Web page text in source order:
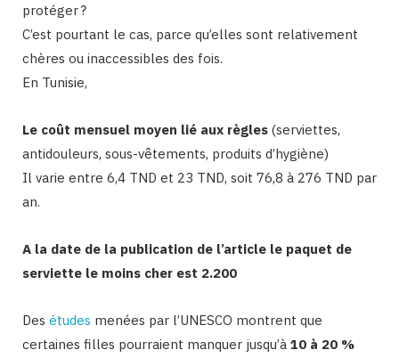
protéger ?
C’est pourtant le cas, parce qu’elles sont relativement
chères ou inaccessibles des fois.
En Tunisie,
Le coût mensuel moyen lié aux règles (serviettes,
antidouleurs, sous-vêtements, produits d’hygiène)
Il varie entre 6,4 TND et 23 TND, soit 76,8 à 276 TND par
an.
A la date de la publication de l’article le paquet de
serviette le moins cher est 2.200
Des études menées par l’UNESCO montrent que
certaines filles pourraient manquer jusqu’à 10 à 20 %